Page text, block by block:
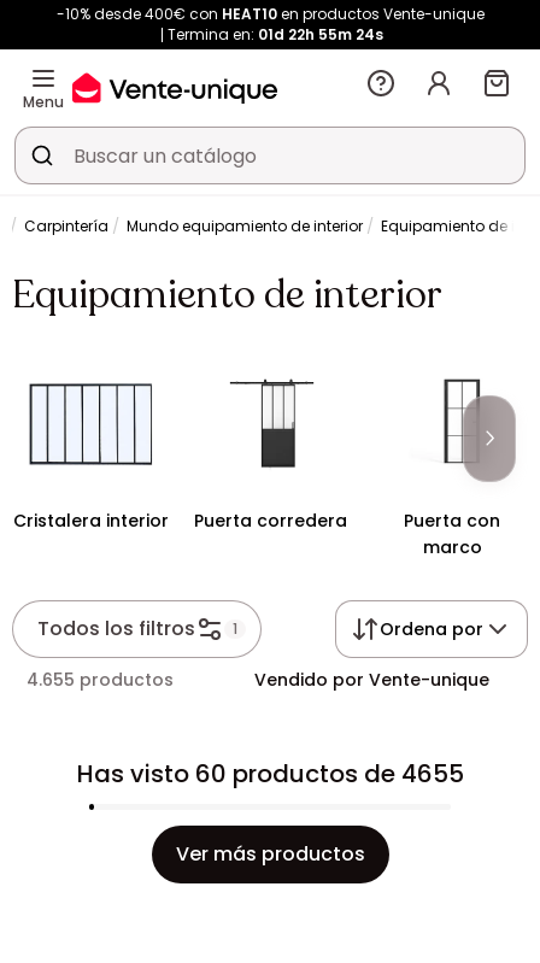
-10% desde 400€ con HEAT10en productos Vente-unique
Termina en: 01d 22h 55m 24s
Menu
Carpintería Mundo equipamiento de interior Equipamiento de
Equipamiento de interior
Cristalera interior Puerta corredera
Puerta con
marco
Todos los filtros 1 Ordena por
4.655 productos Vendido por Vente-unique
Has visto 60 productos de 4655
Ver más productos